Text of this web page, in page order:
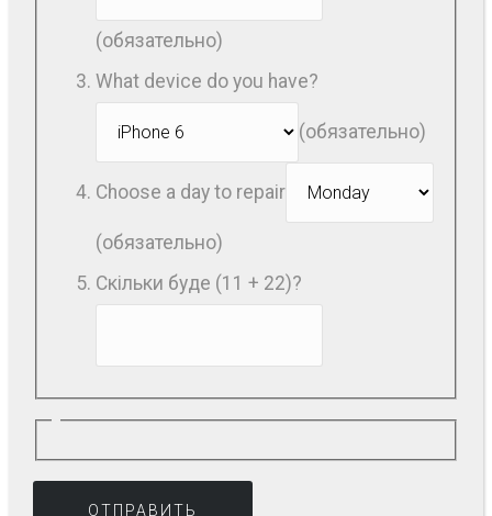
(обязательно)
What device do you have?
(обязательно)
Choose a day to repair
(обязательно)
Скільки буде (11 + 22)?